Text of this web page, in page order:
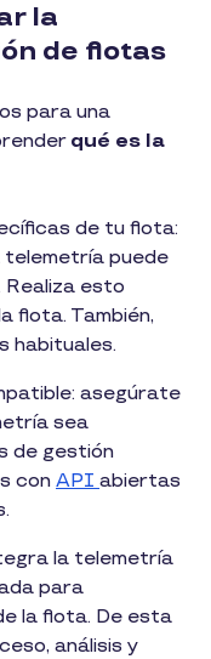
la
de flotas
para una
qué es la
de tu flota:
telemetría puede
esto
flota. También,
habituales.
asegúrate
sea
de gestión
con API abiertas
la telemetría
para
la flota. De esta
análisis y